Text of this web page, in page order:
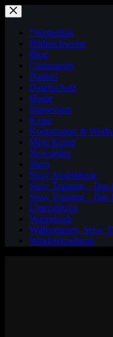
Zum
Inhalt
springen*Werbelink
Bildnachweise
Blog
Community
Danke!
Datenschutz
Home
Impressum
Kasse
Kooperation &
Mein Konto
Newsletter
Shop
Sissy Ausbildung
Sissy Training – Das
Sissy Training – Das
Unterstützen
Warenkorb
Willkommen, Sissy.
Windelerziehung